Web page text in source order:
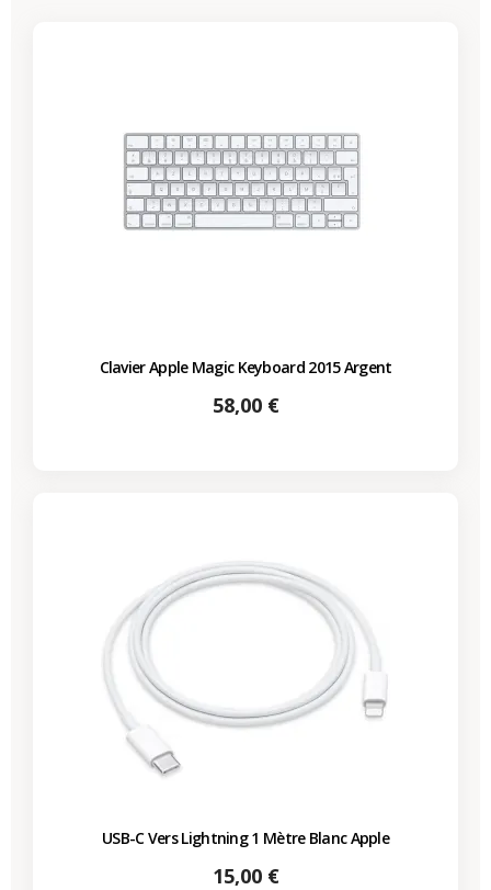
Clavier Apple Magic Keyboard 2015 Argent
Prix
58,00 €
USB-C Vers Lightning 1 Mètre Blanc Apple
Prix
15,00 €